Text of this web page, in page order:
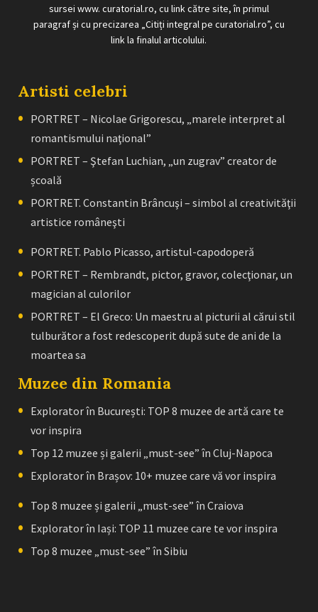
sursei www. curatorial.ro, cu link către site, în primul
paragraf și cu precizarea „Citiți integral pe curatorial.ro”, cu
link la finalul articolului.
Artisti celebri
PORTRET – Nicolae Grigorescu, „marele interpret al
romantismului naţional”
PORTRET – Ştefan Luchian, „un zugrav” creator de
școală
PORTRET. Constantin Brâncuşi – simbol al creativităţii
artistice româneşti
PORTRET. Pablo Picasso, artistul-capodoperă
PORTRET – Rembrandt, pictor, gravor, colecţionar, un
magician al culorilor
PORTRET – El Greco: Un maestru al picturii al cărui stil
tulburător a fost redescoperit după sute de ani de la
moartea sa
Muzee din Romania
Explorator în București: TOP 8 muzee de artă care te
vor inspira
Top 12 muzee și galerii „must-see” în Cluj-Napoca
Explorator în Brașov: 10+ muzee care vă vor inspira
Top 8 muzee și galerii „must-see” în Craiova
Explorator în Iași: TOP 11 muzee care te vor inspira
Top 8 muzee „must-see” în Sibiu